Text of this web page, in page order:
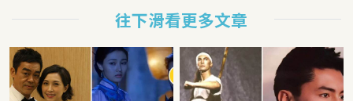
往下滑看更多文章